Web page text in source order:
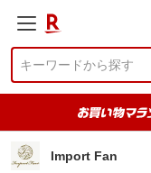
Import Fan